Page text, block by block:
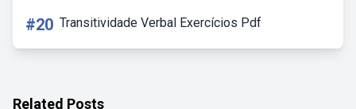
#20 Transitividade Verbal Exercícios Pdf
Related Posts